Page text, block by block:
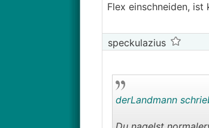
Flex einschneiden, ist
speckulazius
derLandmann